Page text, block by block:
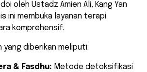
oleh Ustadz Amien Ali, Kang Yan
ini membuka layanan terapi
komprehensif.
yang diberikan meliputi:
& Fasdhu: Metode detoksifikasi